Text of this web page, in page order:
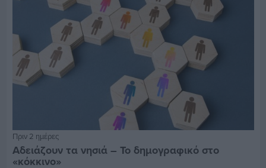
Πριν 2 ημέρες
Αδειάζουν τα νησιά – Το δημογραφικό στο
«κόκκινο»